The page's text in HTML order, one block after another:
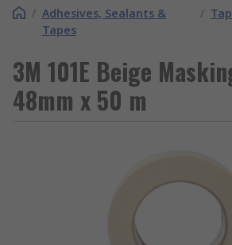
/ Adhesives, Sealants &
Tapes
/
3M 101E Beige
48mm x 50 m